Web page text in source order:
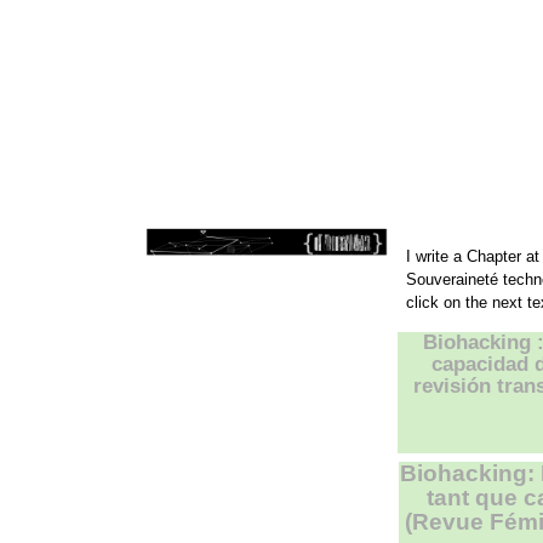
Biohacking:
tant que
(Revue
Biohacking
capacidad
revisión
I write a Chapter
Souveraineté
click on the next